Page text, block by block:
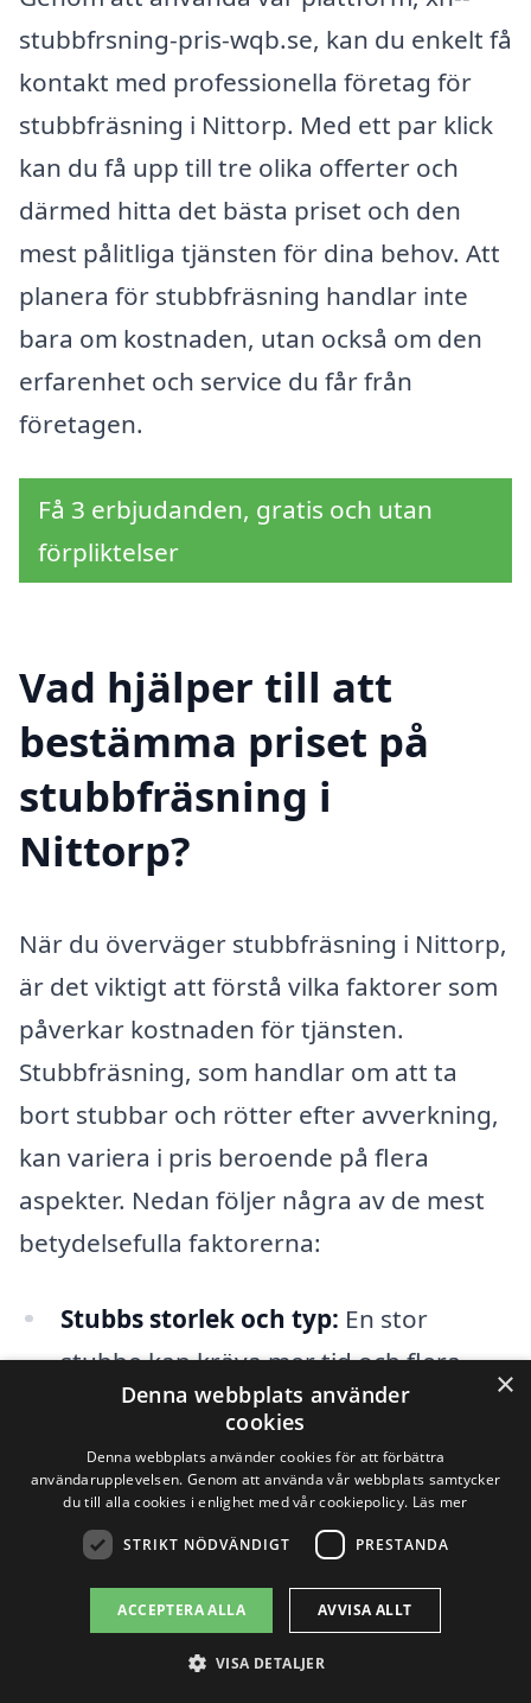
stubbfrsning-pris-wqb.se, kan du enkelt få
kontakt med professionella företag för
stubbfräsning i Nittorp. Med ett par klick
kan du få upp till tre olika offerter och
därmed hitta det bästa priset och den
mest pålitliga tjänsten för dina behov. Att
planera för stubbfräsning handlar inte
bara om kostnaden, utan också om den
erfarenhet och service du får från
företagen.
Få 3 erbjudanden, gratis och utan
förpliktelser
Vad hjälper till att
bestämma priset på
stubbfräsning i
Nittorp?
När du överväger stubbfräsning i Nittorp,
är det viktigt att förstå vilka faktorer som
påverkar kostnaden för tjänsten.
Stubbfräsning, som handlar om att ta
bort stubbar och rötter efter avverkning,
kan variera i pris beroende på flera
aspekter. Nedan följer några av de mest
betydelsefulla faktorerna:
Stubbs storlek och typ: En stor
stubbe kan kräva mer tid och flera
maskiner för att fräsa bort, vilket höjer
kostnaden. Olika trädslag kan också
ha olika rotstrukturer, vilket påverkar
arbetets komplexitet.
Arbetsområde:Om stubben ligger på
en svåråtkomlig plats, som nära
byggnader eller under träd, kan det
×
Denna webbplats använder
cookies
Denna webbplats använder cookies för att förbättra
användarupplevelsen. Genom att använda vår webbplats samtycker
du till alla cookies i enlighet med vår cookiepolicy. Läs mer
STRIKT NÖDVÄNDIGT PRESTANDA
ACCEPTERA ALLA AVVISA ALLT
VISA DETALJER